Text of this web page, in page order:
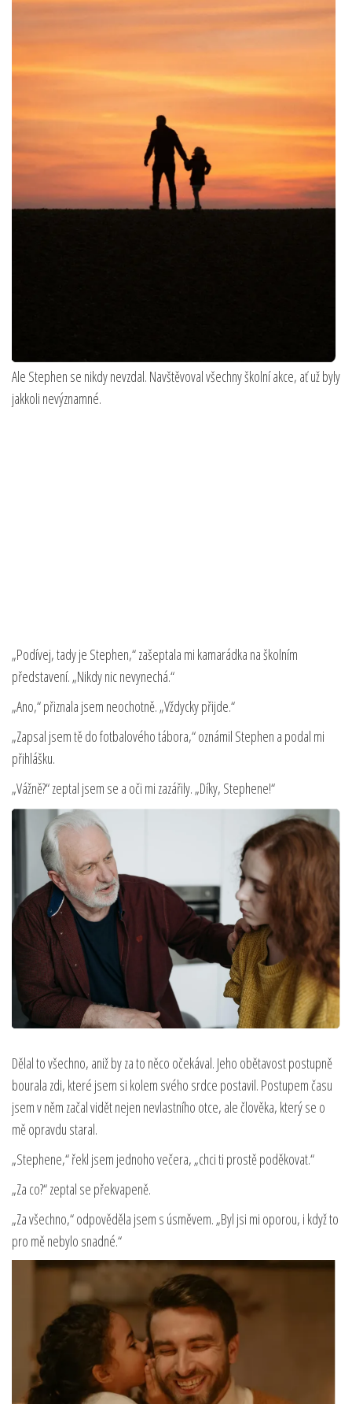
Ale Stephen se nikdy nevzdal. Navštěvoval všechny školní akce, ať už byly
jakkoli nevýznamné.
„Podívej, tady je Stephen,“ zašeptala mi kamarádka na školním
představení. „Nikdy nic nevynechá.“
„Ano,“ přiznala jsem neochotně. „Vždycky přijde.“
„Zapsal jsem tě do fotbalového tábora,“ oznámil Stephen a podal mi
přihlášku.
„Vážně?“ zeptal jsem se a oči mi zazářily. „Díky, Stephene!“
Dělal to všechno, aniž by za to něco očekával. Jeho obětavost postupně
bourala zdi, které jsem si kolem svého srdce postavil. Postupem času
jsem v něm začal vidět nejen nevlastního otce, ale člověka, který se o
mě opravdu staral.
„Stephene,“ řekl jsem jednoho večera, „chci ti prostě poděkovat.“
„Za co?“ zeptal se překvapeně.
„Za všechno,“ odpověděla jsem s úsměvem. „Byl jsi mi oporou, i když to
pro mě nebylo snadné.“